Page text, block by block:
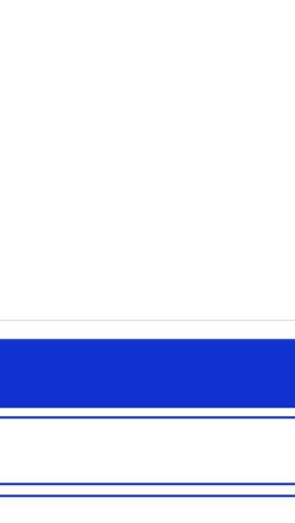
content en advertenties te
verzameld op basis van uw